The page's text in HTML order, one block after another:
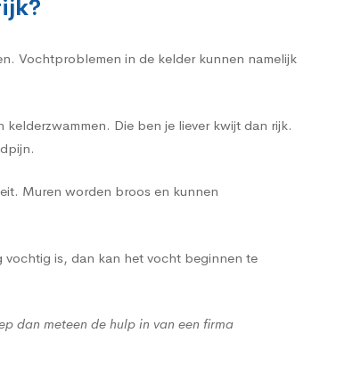
Vochtproblemen in de kelder kunnen namelijk
Die ben je liever kwijt dan rijk.
Muren worden broos en kunnen
is, dan kan het vocht beginnen te
dan meteen de hulp in van een firma